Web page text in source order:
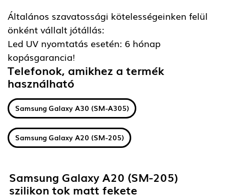
Általános szavatossági kötelességeinken felül
önként vállalt jótállás:
Led UV nyomtatás esetén: 6 hónap
kopásgarancia!
Telefonok, amikhez a termék
használható
Samsung Galaxy A30 (SM-A305)
Samsung Galaxy A20 (SM-205)
Samsung Galaxy A20 (SM-205)
szilikon tok matt fekete